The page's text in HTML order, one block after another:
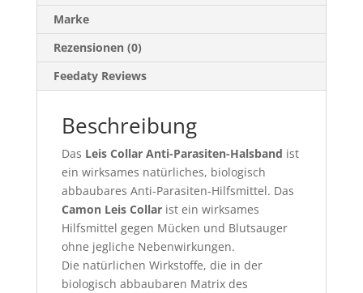
Marke
Rezensionen (0)
Feedaty Reviews
Beschreibung
Das Leis Collar Anti-Parasiten-Halsband ist
ein wirksames natürliches, biologisch
abbaubares Anti-Parasiten-Hilfsmittel. Das
Camon Leis Collar ist ein wirksames
Hilfsmittel gegen Mücken und Blutsauger
ohne jegliche Nebenwirkungen.
Die natürlichen Wirkstoffe, die in der
biologisch abbaubaren Matrix des